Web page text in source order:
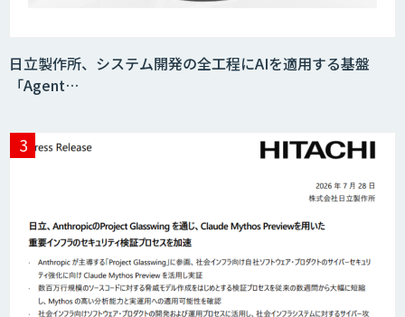
日立製作所、システム開発の全工程にAIを適用する基盤
「Agent…